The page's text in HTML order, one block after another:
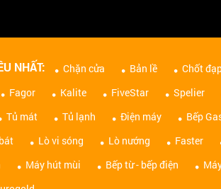
NHẤT: Chặn cửa Bản lề Chốt
Fagor Kalite FiveStar Spelier
Tủ mát Tủ lạnh Điện máy Bếp
Lò vi sóng Lò nướng Faster
Máy hút mùi Bếp từ - bếp điện